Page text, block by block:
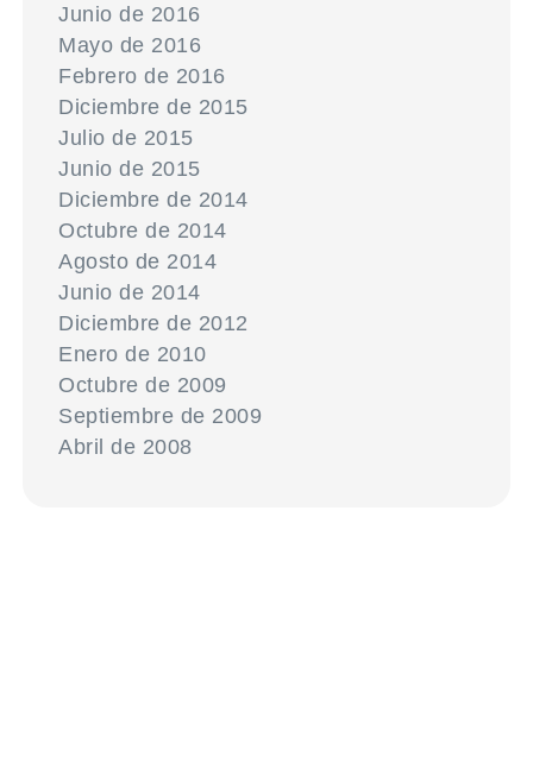
Junio de 2016
Mayo de 2016
Febrero de 2016
Diciembre de 2015
Julio de 2015
Junio de 2015
Diciembre de 2014
Octubre de 2014
Agosto de 2014
Junio de 2014
Diciembre de 2012
Enero de 2010
Octubre de 2009
Septiembre de 2009
Abril de 2008